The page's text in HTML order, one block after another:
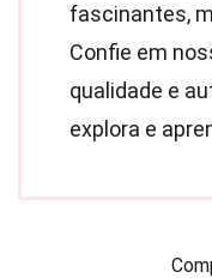
fascinantes,
Confie em
qualidade e
explora e